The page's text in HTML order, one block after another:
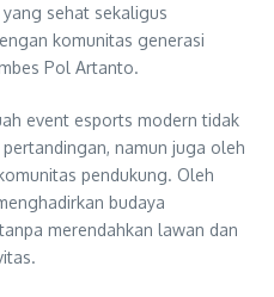
sehat sekaligus
komunitas generasi
Pol Artanto.
event esports modern tidak
namun juga oleh
pendukung. Oleh
budaya
merendahkan lawan dan